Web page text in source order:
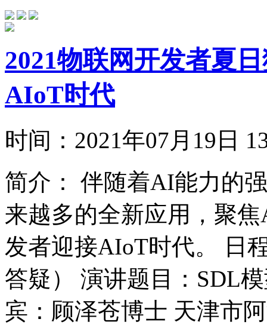
2021物联网开发者夏
AIoT时代
时间： 2021年07月19
简介：
伴随着AI能力的
来越多的全新应用，聚
发者迎接AIoT时代。 日
答疑） 演讲题目：SDL
宾：顾泽苍博士 天津市